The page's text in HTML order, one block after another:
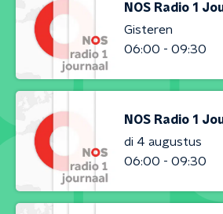
NOS Radio 1
Gisteren
06:00 - 09:30
NOS Radio 1
di 4 augustus
06:00 - 09:30